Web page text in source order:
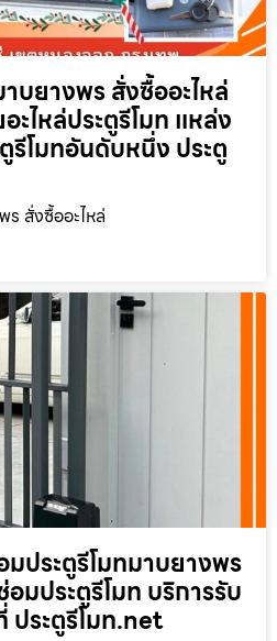
บยางพร สั่งซื้ออะไหล่
ะไหล่ประตูรีโมท แหล่ง
รีโมทอันดับหนึ่ง ประตู
สั่งซื้ออะไหล่
ประตูรีโมทมาบยางพร
อมประตูรีโมท บริการรับ
ประตูรีโมท.net